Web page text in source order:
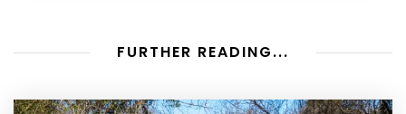
FURTHER READING...